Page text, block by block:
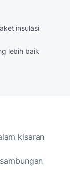
insulasi
lebih baik
kisaran